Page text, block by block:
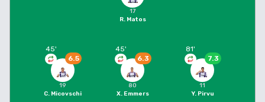
17
R. Matos
6.5
45'
19
C. Micovschi
6.3
45'
80
X. Emmers
7.3
81'
11
Y. Pirvu